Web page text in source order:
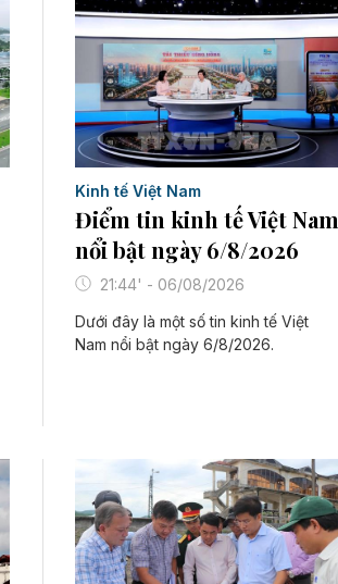
Kinh tế Việt Nam
Điểm tin kinh tế Việt Nam
nổi bật ngày 6/8/2026
21:44' - 06/08/2026
Dưới đây là một số tin kinh tế Việt
Nam nổi bật ngày 6/8/2026.